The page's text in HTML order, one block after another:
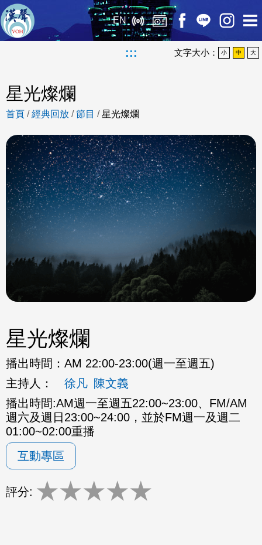
EN
::: 文字大小： 小 中 大
星光燦爛
首頁 /經典回放 /節目 /星光燦爛
星光燦爛
播出時間： AM 22:00-23:00(週一至週五)
主持人：
徐凡 陳文義
播出時間:AM週一至週五22:00~23:00、FM/AM
週六及週日23:00~24:00，並於FM週一及週二
01:00~02:00重播
互動專區
評分: ★★★★★